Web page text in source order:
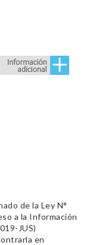
de la Ley N°
a la Información
JUS)
en